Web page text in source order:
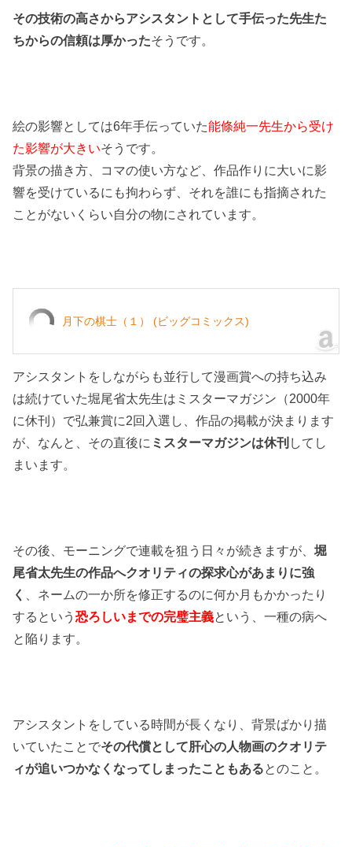
その技術の高さからアシスタントとして手伝った先生た
ちからの信頼は厚かったそうです。
絵の影響としては6年手伝っていた能條純一先生から受け
た影響が大きいそうです。
背景の描き方、コマの使い方など、作品作りに大いに影
響を受けているにも拘わらず、それを誰にも指摘された
ことがないくらい自分の物にされています。
月下の棋士（１） (ビッグコミックス)
アシスタントをしながらも並行して漫画賞への持ち込み
は続けていた堀尾省太先生はミスターマガジン（2000年
に休刊）で弘兼賞に2回入選し、作品の掲載が決まります
が、なんと、その直後に ミスターマガジンは休刊 してし
まいます。
その後、モーニングで連載を狙う日々が続きますが、堀
尾省太先生の作品へクオリティの探求心があまりに強
く
、ネームの一か所を修正するのに何か月もかかったり
するという恐ろしいまでの完璧主義という、一種の病へ
と陥ります。
アシスタントをしている時間が長くなり、背景ばかり描
いていたことでその代償として肝心の人物画のクオリテ
ィが追いつかなくなってしまったこともあるとのこと。